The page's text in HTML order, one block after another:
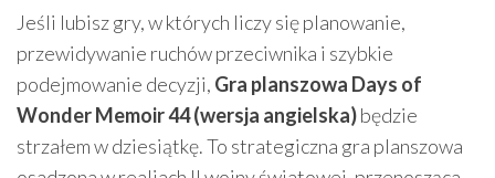
Jeśli lubisz gry, w których liczy się planowanie,
przewidywanie ruchów przeciwnika i szybkie
podejmowanie decyzji, Gra planszowa Days of
Wonder Memoir 44 (wersja angielska)będzie
strzałem w dziesiątkę. To strategiczna gra planszowa